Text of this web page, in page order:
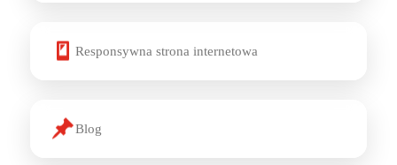
Responsywna strona internetowa
Blog